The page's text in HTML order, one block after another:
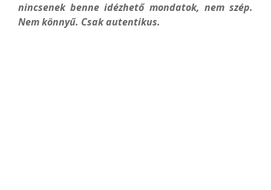
nincsenek benne idézhető mondatok, nem szép.
Nem könnyű. Csak autentikus.